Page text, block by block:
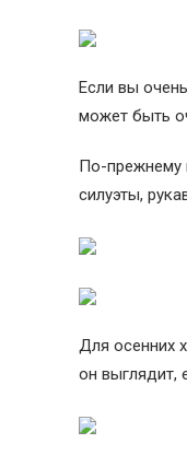
Если вы
может быть
По-прежнему
силуэты,
Для осенних
он выглядит,